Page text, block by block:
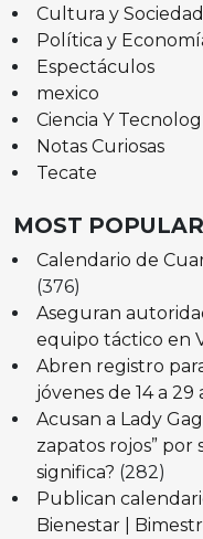
Cultura y Sociedad
Política y
Espectáculos
mexico
Ciencia Y
Notas Curiosas
Tecate
MOST POPULAR
Calendario de
(376)
Aseguran
equipo táctico en
Abren registro
jóvenes de 14 a 29
Acusan a Lady
zapatos rojos”
significa? (282)
Publican
Bienestar |